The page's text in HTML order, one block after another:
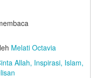
Melati Octavia
Allah Inspirasi Islam